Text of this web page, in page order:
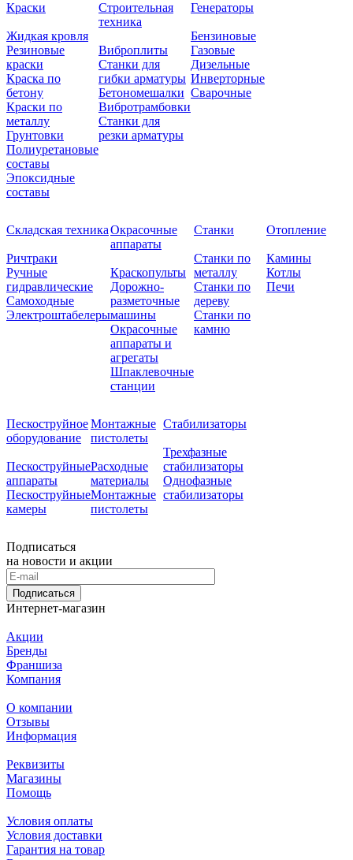
Краски
Жидкая кровля
Резиновые
краски
Краска по
бетону
Краски по
металлу
Грунтовки
Полиуретановые
составы
Эпоксидные
составы
Строительная
техника
Виброплиты
Станки для
гибки арматуры
Бетономешалки
Вибротрамбовки
Станки для
резки арматуры
Генераторы
Бензиновые
Газовые
Дизельные
Инверторные
Сварочные
Складская техника
Ричтраки
Ручные
гидравлические
Самоходные
Электроштабелеры
Окрасочные
аппараты
Краскопульты
Дорожно-
разметочные
машины
Окрасочные
аппараты и
агрегаты
Шпаклевочные
станции
Станки
Станки по
металлу
Станки по
дереву
Станки по
камню
Отопление
Камины
Котлы
Печи
Пескоструйное
оборудование
Пескоструйные
аппараты
Пескоструйные
камеры
Монтажные
пистолеты
Расходные
материалы
Монтажные
пистолеты
Стабилизаторы
Трехфазные
стабилизаторы
Однофазные
стабилизаторы
Подписаться
на новости и акции
Подписаться
Интернет-магазин
Акции
Бренды
Франшиза
Компания
О компании
Отзывы
Информация
Реквизиты
Магазины
Помощь
Условия оплаты
Условия доставки
Гарантия на товар